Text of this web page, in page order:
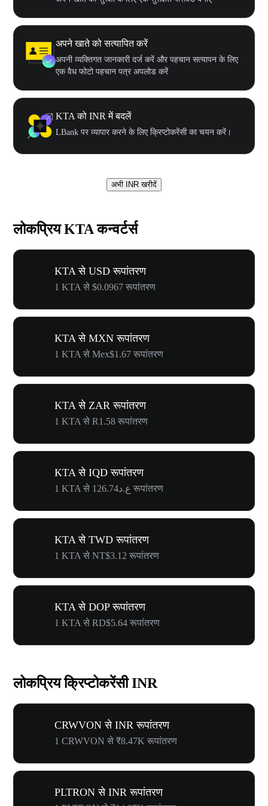
अपने खाते को सत्यापित करें
अपनी व्यक्तिगत जानकारी दर्ज करें और पहचान सत्यापन के लिए
एक वैध फोटो पहचान पत्र अपलोड करें
KTA को INR में बदलें
LBank पर व्यापार करने के लिए क्रिप्टोकरेंसी का चयन करें।
अभी INR खरीदें
लोकप्रिय KTA कन्वर्टर्स
KTA से USD रूपांतरण
1 KTA से $0.0967 रूपांतरण
KTA से MXN रूपांतरण
1 KTA से Mex$1.67 रूपांतरण
KTA से ZAR रूपांतरण
1 KTA से R1.58 रूपांतरण
KTA से IQD रूपांतरण
1 KTA से ع.د126.74 रूपांतरण
KTA से TWD रूपांतरण
1 KTA से NT$3.12 रूपांतरण
KTA से DOP रूपांतरण
1 KTA से RD$5.64 रूपांतरण
लोकप्रिय क्रिप्टोकरेंसी INR
CRWVON से INR रूपांतरण
1 CRWVON से ₹8.47K रूपांतरण
PLTRON से INR रूपांतरण